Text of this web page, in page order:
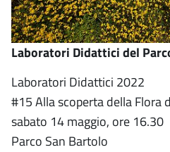
Laboratori Didattici del
Laboratori Didattici 2022
#15 Alla scoperta della Flora
sabato 14 maggio, ore 16.30
Parco San Bartolo